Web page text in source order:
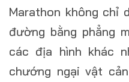
Marathon không chỉ
đường bằng phẳng
các địa hình khác
chướng ngại vật